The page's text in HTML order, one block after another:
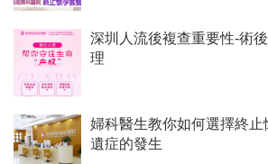
深圳人流後複查重要性-術
理
婦科醫生教你如何選擇終止
遺症的發生